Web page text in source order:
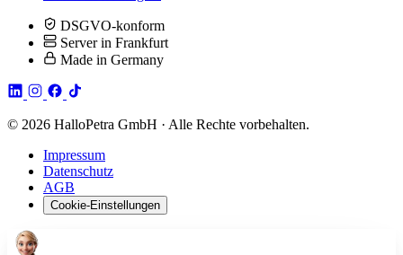
DSGVO-konform
Server in Frankfurt
Made in Germany
© 2026 HalloPetra GmbH · Alle Rechte vorbehalten.
Impressum
Datenschutz
AGB
Cookie-Einstellungen